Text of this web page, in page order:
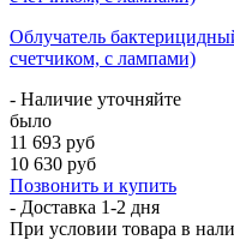
Облучатель
счетчиком, с лампами)
- Наличие уточняйте
было
11 693 руб
10 630 руб
Позвонить и купить
- Доставка 1-2 дня
При условии товара в